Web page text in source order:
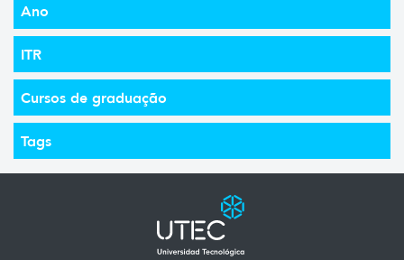
Ano
ITR
Cursos de graduação
Tags